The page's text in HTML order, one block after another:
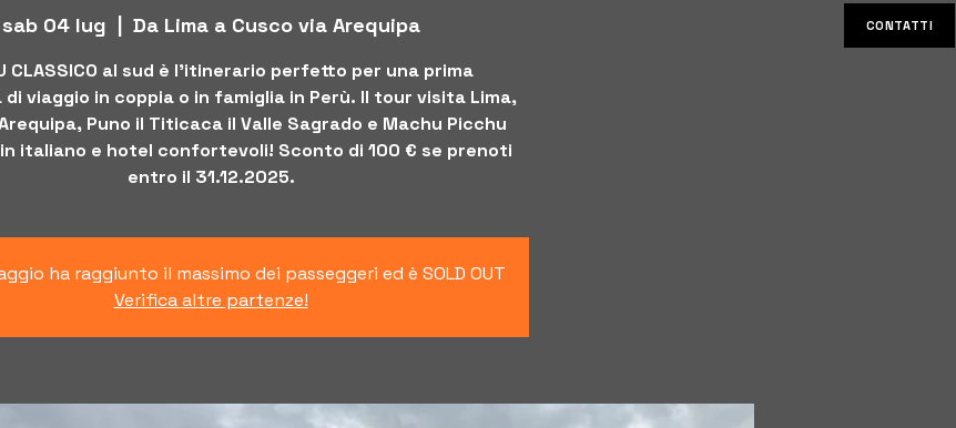
CONTATTI
sab 04 lug Da Lima a Cusco via Arequipa
CLASSICO al sud è l'itinerario perfetto per una prima
di viaggio in coppia o in famiglia in Perù. Il tour visita Lima,
Puno il Titicaca il Valle Sagrado e Machu Picchu
italiano e hotel confortevoli! Sconto di 100 € se prenoti
entro il 31.12.2025.
ha raggiunto il massimo dei passeggeri ed è SOLD OUT
Verifica altre partenze!